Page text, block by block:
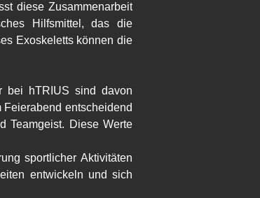
diese Zusammenarbeit
Hilfsmittel, das die
Exoskeletts können die
bei hTRIUS sind davon
entscheidend
Teamgeist. Diese Werte
sportlicher Aktivitäten
entwickeln und sich